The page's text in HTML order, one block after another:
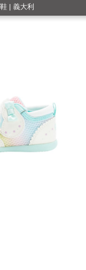
| 義大利